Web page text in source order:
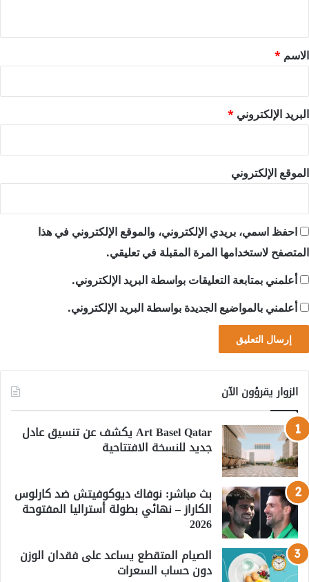
*
الاسم *
البريد الإلكتروني *
الموقع الإلكتروني
احفظ اسمي، بريدي الإلكتروني، والموقع الإلكتروني في هذا
المتصفح لاستخدامها المرة المقبلة في تعليقي.
أعلمني بمتابعة التعليقات بواسطة البريد الإلكتروني.
أعلمني بالمواضيع الجديدة بواسطة البريد الإلكتروني.
الزوار يقرؤون الآن
Art Basel Qatar يكشف عن تنسيق عادل
جديد للنسخة الافتتاحية
بث مباشر: نوفاك ديوكوفيتش ضد كارلوس
الكاراز – نهائي بطولة أستراليا المفتوحة
2026
الصيام المتقطع يساعد على فقدان الوزن
دون حساب السعرات